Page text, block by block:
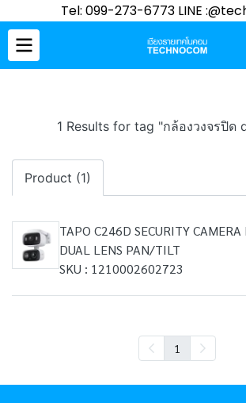
Tel: 099-273-6773 LINE
1 Results for tag "กล้องวงจรปิด
Product (1)
TAPO C246D SECURITY
DUAL LENS PAN/TILT
SKU : 1210002602723
1